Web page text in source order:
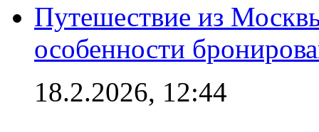
Путешествие из
особенности
18.2.2026, 12:44